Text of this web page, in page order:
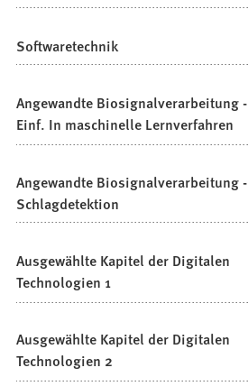
Softwaretechnik
Angewandte Biosignalverarbeitung -
Einf. In maschinelle Lernverfahren
Angewandte Biosignalverarbeitung -
Schlagdetektion
Ausgewählte Kapitel der Digitalen
Technologien 1
Ausgewählte Kapitel der Digitalen
Technologien 2